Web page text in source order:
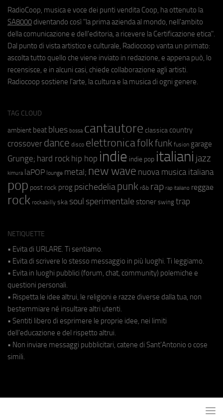
RadioCoop, musica e voce dei punti vendita Coop, ha ottenuto la
SA8000 diventando così "la prima azienda al mondo, nell'ambito
della comunicazione e dell'editoria, a ricevere la Certificazione etica".
Dal punto di vista artistico e culturale, Radiocoop vanta un primato:
ascolta tutto quello che viene inviato in redazione, e appena può, lo
recensisce, e in alcuni casi, chiede collaborazione agli artisti.
Radiocoop sostiene l'arte, la cultura e la musica di ogni genere.
TAG CLOUD
ambient beat blues bossa cantautore classica country
crossover dance disco elettronicafolkfunk fusion garage
Grunge; hard rock hip hop indie indie pop italiani jazz
kimura laPOP lounge metal; new wave nuova musica italiana
pop post rock prog psichedeliapunk r&b rap rap italiano reggae
rock rockabilly ska soul sperimentale stoner swing trap
NETIQUETTE
• Evita di URLARE. Ti sentiamo.
• Evita di scrivere lo stesso messaggio in più luoghi. Ti leggiamo.
• Evita in luoghi pubblici (forum, chat, community) polemiche e
questioni personali.
• Rispetta le idee altrui, le religioni e razze diverse dalla tua, non
bestemmiare né insultare altri utenti.
• Sentiti libero di esprimere le proprie idee, nei limiti
dell'educazione e del rispetto altrui.
• Non inviare messaggi pubblicitari, catene di Sant'Antonio o cose
simili.